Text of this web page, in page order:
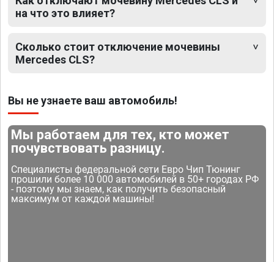
на что это влияет?
Сколько стоит отключение мочевины
Mercedes CLS?
Вы не узнаете ваш автомобиль!
Мы работаем для тех, кто может
почувствовать разницу.
Специалисты федеральной сети Евро Чип Тюнинг
прошили более 10 000 автомобилей в 50+ городах РФ
- поэтому мы знаем, как получить безопасный
максимум от каждой машины!